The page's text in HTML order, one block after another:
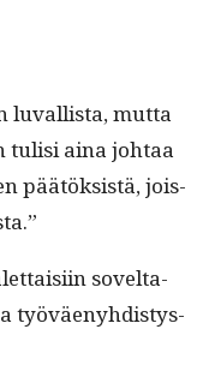
luval­lista, mut­ta
tulisi aina johtaa
päätök­sistä, jois­
sovelta­
työväeny­hdis­tys­